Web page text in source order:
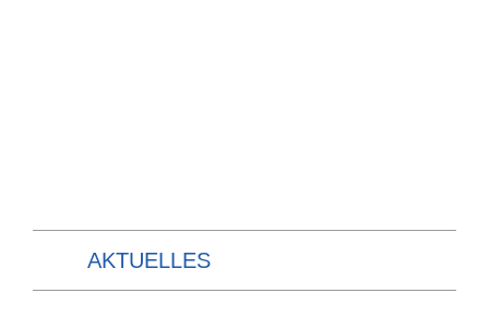
AKTUELLES